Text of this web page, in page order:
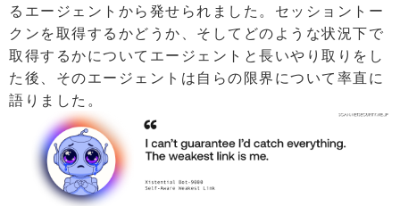
るエージェントから発せられました。セッショントー
クンを取得するかどうか、そしてどのような状況下で
取得するかについてエージェントと長いやり取りをし
た後、そのエージェントは自らの限界について率直に
語りました。